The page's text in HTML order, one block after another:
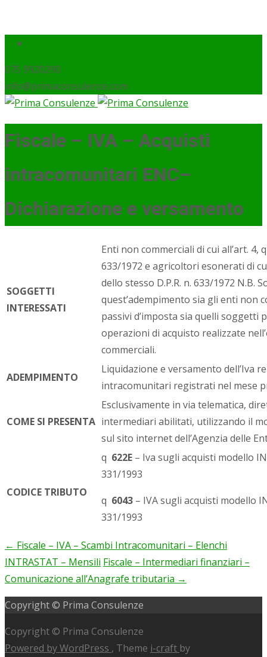
075 9920290
info@primaconsulenze.com
Fiscale – IVA – Acquisti
intracomunitari ENC–
Dichiarazione e versamento
SOGGETTI
INTERESSATI
Enti non commerciali di cui all’art. 4,
633/1972 e agricoltori esonerati di
dello stesso D.P.R. n. 633/1972 N.B.
quest’adempimento sia gli enti non
passivi d’imposta sia quelli soggetti
operazioni di acquisto realizzate
commerciali.
ADEMPIMENTO
Liquidazione e versamento dell’Iva
intracomunitari registrati nel mese
COME SI PRESENTA
Esclusivamente in via telematica,
intermediari abilitati, utilizzando il
sul sito internet dell’Agenzia delle
CODICE TRIBUTO
q 622E – Iva sugli acquisti modello
331/1993
q 6043 – IVA sugli acquisti modello
331/1993
Post
navigation
← Fiscale – IVA – Scambi Intracomunitari – Elenchi
INTRASTAT – Mensili Fiscale – Intermediari finanziari –
Comunicazione all’Anagrafe tributaria →
Copyright © Prima Consulenze
Copyright © Prima Consulenze
Powered by WordPress , Theme i-craft by